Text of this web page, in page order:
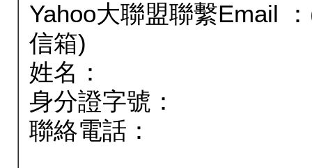
Yahoo大聯盟聯繫Email
信箱)
姓名：
身分證字號：
聯絡電話：